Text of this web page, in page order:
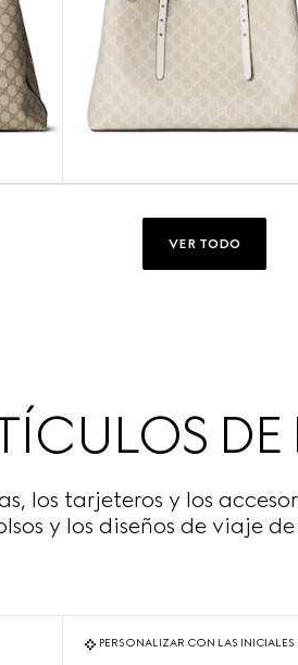
VER TODO
los tarjeteros y los
y los diseños de viaje
PERSONALIZAR CON LAS INICIALES